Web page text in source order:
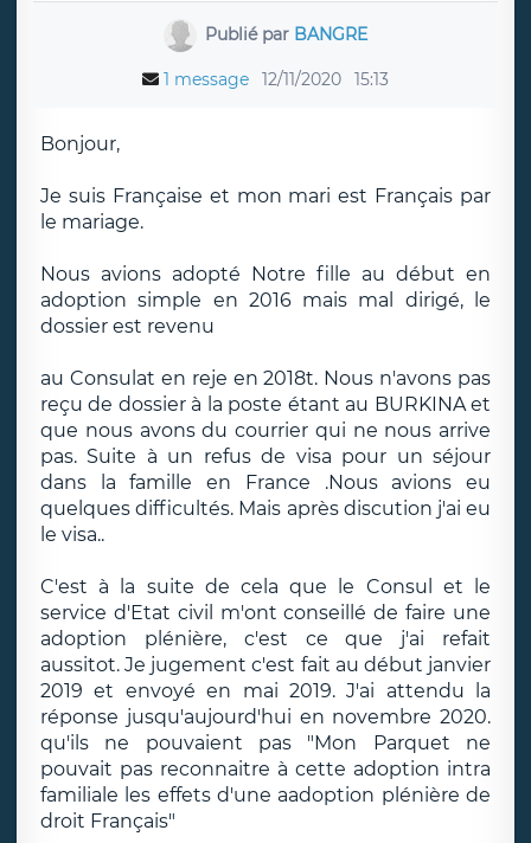
Publié par BANGRE
1 message 12/11/2020 15:13
Bonjour,
Je suis Française et mon mari est Français par
le mariage.
Nous avions adopté Notre fille au début en
adoption simple en 2016 mais mal dirigé, le
dossier est revenu
au Consulat en reje en 2018t. Nous n'avons pas
reçu de dossier à la poste étant au BURKINA et
que nous avons du courrier qui ne nous arrive
pas. Suite à un refus de visa pour un séjour
dans la famille en France .Nous avions eu
quelques difficultés. Mais après discution j'ai eu
le visa..
C'est à la suite de cela que le Consul et le
service d'Etat civil m'ont conseillé de faire une
adoption plénière, c'est ce que j'ai refait
aussitot. Je jugement c'est fait au début janvier
2019 et envoyé en mai 2019. J'ai attendu la
réponse jusqu'aujourd'hui en novembre 2020.
qu'ils ne pouvaient pas "Mon Parquet ne
pouvait pas reconnaitre à cette adoption intra
familiale les effets d'une aadoption plénière de
droit Français"